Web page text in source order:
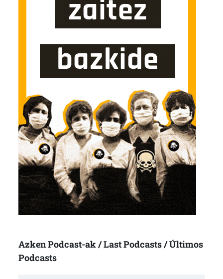
Azken Podcast-ak / Last Podcasts / Últimos
Podcasts